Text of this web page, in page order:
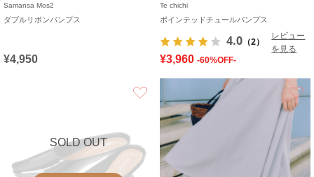
Samansa Mos2
ダブルリボンパンプス
¥4,950
Te chichi
ポインテッドチュールパンプス
4.0 （2）
レビュー
を見る
¥3,960 -60%OFF-
SOLD OUT